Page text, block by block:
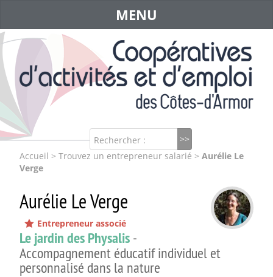
Rechercher :
MENU
Accueil > Trouvez un entrepreneur salarié > Aurélie Le
Verge
Aurélie Le Verge
Entrepreneur associé
Le jardin des Physalis -
Accompagnement éducatif individuel et
personnalisé dans la nature